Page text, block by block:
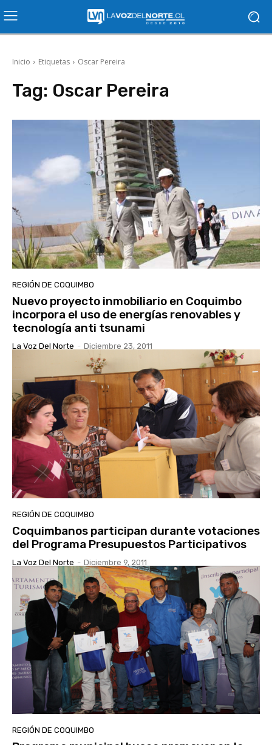
Inicio Etiquetas Oscar Pereira
Tag: Oscar Pereira
REGIÓN DE COQUIMBO
Nuevo proyecto inmobiliario en Coquimbo
incorpora el uso de energías renovables y
tecnología anti tsunami
La Voz Del Norte - Diciembre 23, 2011
REGIÓN DE COQUIMBO
Coquimbanos participan durante votaciones
del Programa Presupuestos Participativos
La Voz Del Norte - Diciembre 9, 2011
REGIÓN DE COQUIMBO